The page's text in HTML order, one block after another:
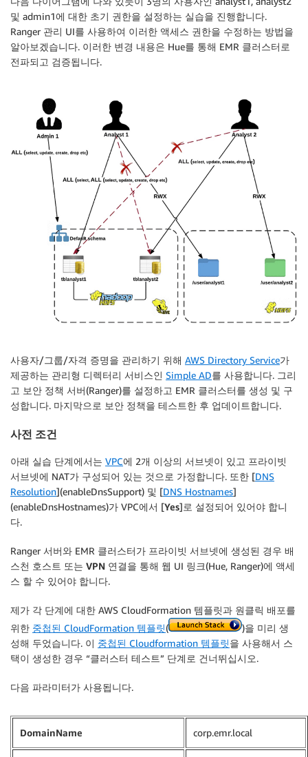
및 admin1에 대한 초기 권한을 설정하는 실습을 진행합니다.
Ranger 관리 UI를 사용하여 이러한 액세스 권한을 수정하는 방법을
알아보겠습니다. 이러한 변경 내용은 Hue를 통해 EMR 클러스터로
전파되고 검증됩니다.
사용자/그룹/자격 증명을 관리하기 위해 AWS Directory Service가
제공하는 관리형 디렉터리 서비스인 Simple AD를 사용합니다. 그리
고 보안 정책 서버(Ranger)를 설정하고 EMR 클러스터를 생성 및 구
성합니다. 마지막으로 보안 정책을 테스트한 후 업데이트합니다.
사전 조건
아래 실습 단계에서는 VPC에 2개 이상의 서브넷이 있고 프라이빗
서브넷에 NAT가 구성되어 있는 것으로 가정합니다. 또한 [DNS
Resolution](enableDnsSupport) 및 [DNS Hostnames]
(enableDnsHostnames)가 VPC에서 [Yes]로 설정되어 있어야 합니
다.
Ranger 서버와 EMR 클러스터가 프라이빗 서브넷에 생성된 경우 배
스천 호스트 또는 VPN 연결을 통해 웹 UI 링크(Hue, Ranger)에 액세
스 할 수 있어야 합니다.
제가 각 단계에 대한 AWS CloudFormation 템플릿과 원클릭 배포를
위한 중첩된 CloudFormation 템플릿(
)을 미리 생
성해 두었습니다. 이 중첩된 Cloudformation 템플릿을 사용해서 스
택이 생성한 경우 “클러스터 테스트” 단계로 건너뛰십시오.
다음 파라미터가 사용됩니다.
DomainName corp.emr.local